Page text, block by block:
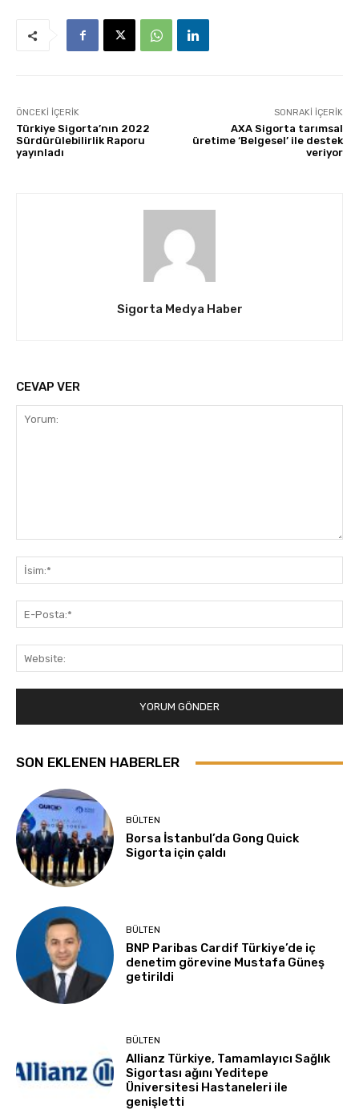
ÖNCEKI İÇERIK
Türkiye Sigorta’nın 2022
Sürdürülebilirlik Raporu
yayınladı
SONRAKI İÇERIK
AXA Sigorta tarımsal
üretime ‘Belgesel’ ile destek
veriyor
Sigorta Medya Haber
CEVAP VER
SON EKLENEN HABERLER
BÜLTEN
Borsa İstanbul’da Gong Quick
Sigorta için çaldı
BÜLTEN
BNP Paribas Cardif Türkiye’de iç
denetim görevine Mustafa Güneş
getirildi
BÜLTEN
Allianz Türkiye, Tamamlayıcı Sağlık
Sigortası ağını Yeditepe
Üniversitesi Hastaneleri ile
genişletti